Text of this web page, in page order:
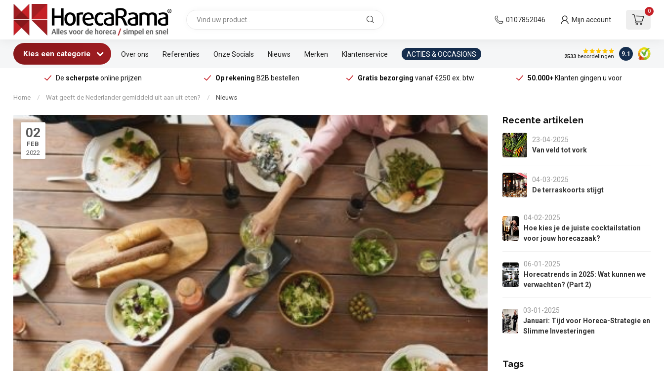
0107852046 Mijn account
0
Kies een categorie Over ons Referenties Onze Socials Nieuws Merken Klantenservice ACTIES & OCCASIONS 2533beoordelingen 9.1
De scherpsteonline prijzen Op rekening B2B bestellen Gratis bezorging vanaf €250 ex. btw 50.000+Klanten gingen u voor
Home / Wat geeft de Nederlander gemiddeld uit aan uit eten? / Nieuws
02
FEB
2022
Recente artikelen
23-04-2025
Van veld tot vork
04-03-2025
De terraskoorts stijgt
04-02-2025
Hoe kies je de juiste cocktailstation
voor jouw horecazaak?
06-01-2025
Horecatrends in 2025: Wat kunnen we
verwachten? (Part 2)
03-01-2025
Januari: Tijd voor Horeca-Strategie en
Slimme Investeringen
Tags